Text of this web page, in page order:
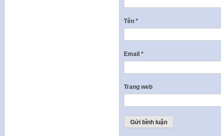
Tên *
Email *
Trang web